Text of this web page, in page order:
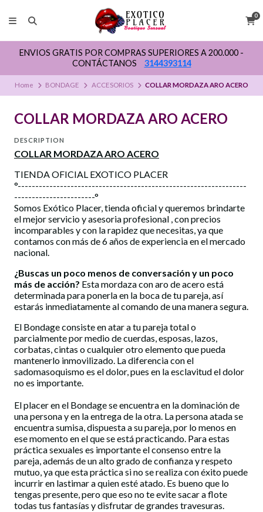
0
ENVIOS GRATIS POR COMPRAS SUPERIORES A 200.000 -
CONTÁCTANOS
3144393114
Home BONDAGE ACCESORIOS COLLAR MORDAZA ARO ACERO
COLLAR MORDAZA ARO ACERO
DESCRIPTION
COLLAR MORDAZA ARO ACERO
TIENDA OFICIAL EXOTICO PLACER
°-----------------------------------------------------------------
-----------------------°
Somos Exótico Placer, tienda oficial y queremos brindarte
el mejor servicio y asesoria profesional , con precios
incomparables y con la rapidez que necesitas, ya que
contamos con más de 6 años de experiencia en el mercado
nacional.
¿Buscas un poco menos de conversación y un poco
más de acción? Esta mordaza con aro de acero está
determinada para ponerla en la boca de tu pareja, así
estarás inmediatamente al comando de una manera segura.
El Bondage consiste en atar a tu pareja total o
parcialmente por medio de cuerdas, esposas, lazos,
corbatas, cintas o cualquier otro elemento que pueda
mantenerlo inmovilizado. La diferencia con el
sadomasoquismo es el dolor, pues en la esclavitud el dolor
no es importante.
El placer en el Bondage se encuentra en la dominación de
una persona y en la entrega de la otra. La persona atada se
encuentra sumisa, dispuesta a su pareja, por lo menos en
ese momento en el que se está practicando. Para estas
práctica sexuales es importante el consenso entre la
pareja, además de un alto grado de confianza y respeto
mutuo, ya que esta práctica si no se realiza con éxito puede
incurrir en lastimar a quien esté atado. Es bueno que lo
tengas presente, pero que eso no te evite sacar a flote
todas tus fantasías y disfrutar de grandes travesuras.